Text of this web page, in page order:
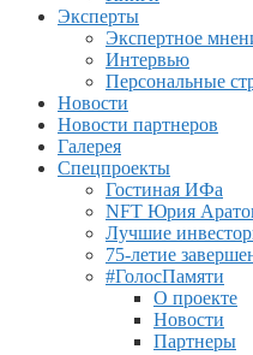
Эксперты
Экспертное
Интервью
Персональные
Новости
Новости партнеров
Галерея
Спецпроекты
Гостиная ИФа
NFT Юрия
Лучшие
75-летие
#ГолосПамяти
О проекте
Новости
Партнеры